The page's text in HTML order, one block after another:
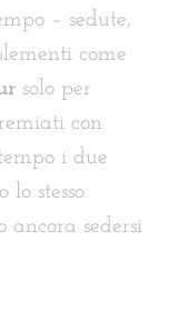
– sedute,
come
solo per
con
i due
stesso
sedersi